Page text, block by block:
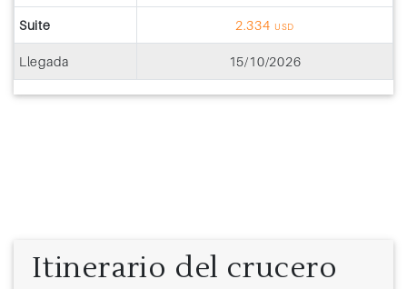
Suite 2.334 USD
Llegada 15/10/2026
Itinerario del crucero